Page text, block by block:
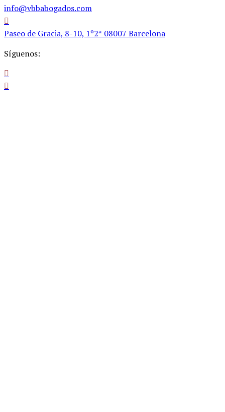
info@vbbabogados.com
Paseo de Gracia, 8-10, 1º2ª 08007 Barcelona
Síguenos: